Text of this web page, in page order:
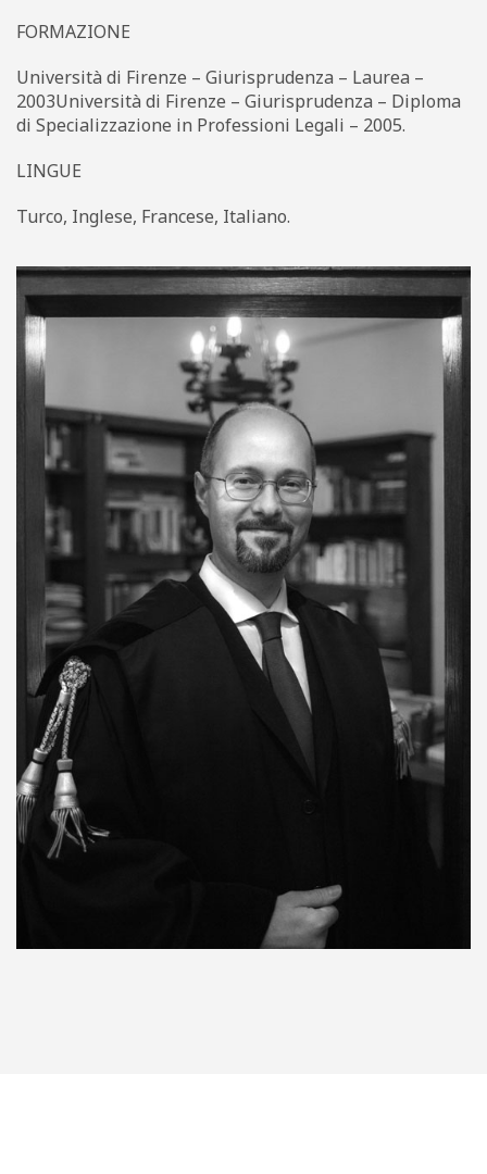
FORMAZIONE
Università di Firenze – Giurisprudenza – Laurea –
2003Università di Firenze – Giurisprudenza – Diploma
di Specializzazione in Professioni Legali – 2005.
LINGUE
Turco, Inglese, Francese, Italiano.